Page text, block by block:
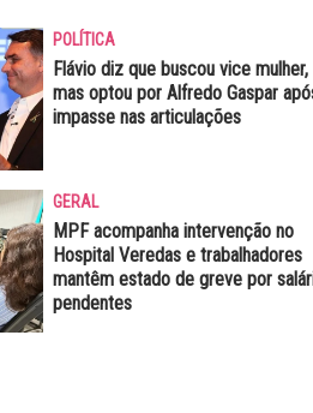
POLÍTICA
Flávio diz que buscou vice mulher,
mas optou por Alfredo Gaspar
impasse nas articulações
GERAL
MPF acompanha intervenção no
Hospital Veredas e trabalhadores
mantêm estado de greve por
pendentes